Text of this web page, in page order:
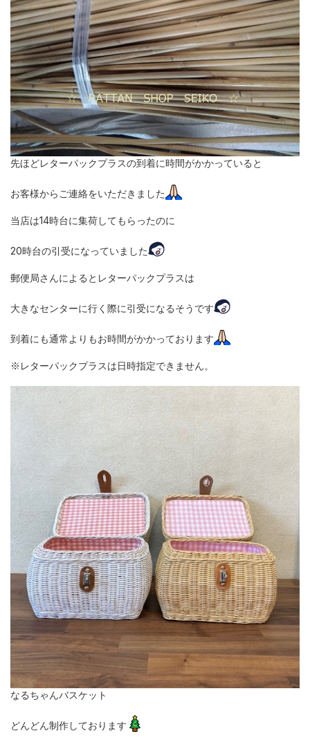
先ほどレターパックプラスの到着に時間がかかっていると
お客様からご連絡をいただきました
当店は14時台に集荷してもらったのに
20時台の引受になっていました
郵便局さんによるとレターパックプラスは
大きなセンターに行く際に引受になるそうです
到着にも通常よりもお時間がかかっております
※レターパックプラスは日時指定できません。
なるちゃんバスケット
どんどん制作しております